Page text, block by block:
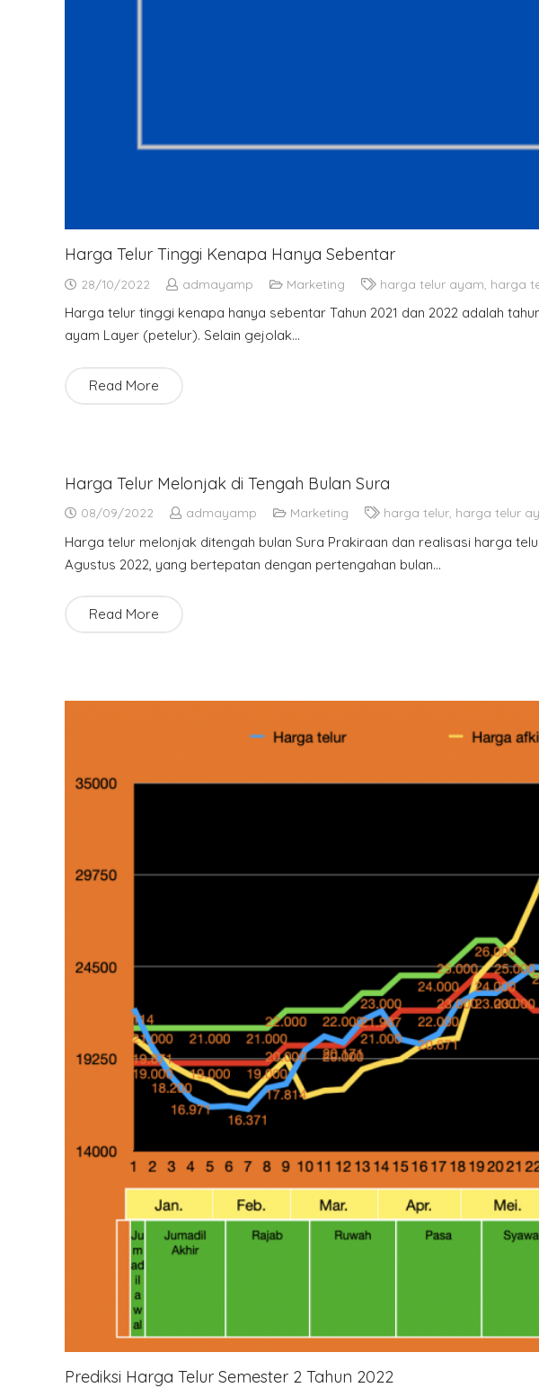
Harga Telur Tinggi Kenapa Hanya Sebentar
28/10/2022 admayamp Marketing harga telur ayam harga
Harga telur tinggi kenapa hanya sebentar Tahun 2021 dan 2022 adalah
ayam Layer (petelur). Selain gejolak…
Read More
Harga Telur Melonjak di Tengah Bulan Sura
08/09/2022 admayamp Marketing harga telur harga telur
Harga telur melonjak ditengah bulan Sura Prakiraan dan realisasi harga
Agustus 2022, yang bertepatan dengan pertengahan bulan…
Read More
Prediksi Harga Telur Semester 2 Tahun 2022